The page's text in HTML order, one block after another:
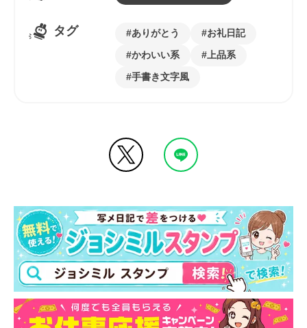
タグ ありがとう
お礼日記
かわいい系
上品系
手書き文字風